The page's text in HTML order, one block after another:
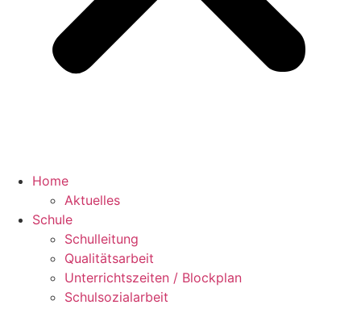
Home
Aktuelles
Schule
Schulleitung
Qualitätsarbeit
Unterrichtszeiten / Blockplan
Schulsozialarbeit